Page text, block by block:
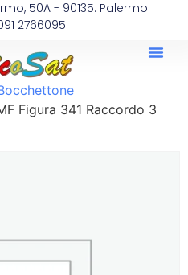
50A - 90135. Palermo
2766095
Figura 341 Raccordo 3